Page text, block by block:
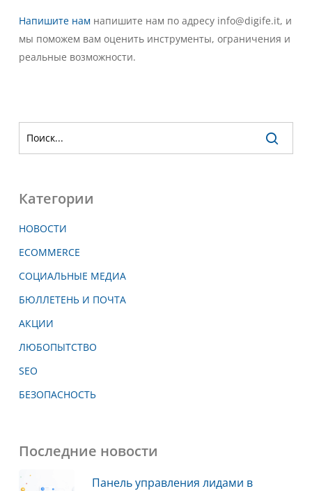
Напишите намнапишите нам по адресу info@digife.it, и
мы поможем вам оценить инструменты, ограничения и
реальные возможности.
Категории
НОВОСТИ
ECOMMERCE
СОЦИАЛЬНЫЕ МЕДИА
БЮЛЛЕТЕНЬ И ПОЧТА
АКЦИИ
ЛЮБОПЫТСТВО
SEO
БЕЗОПАСНОСТЬ
Последние новости
Панель управления лидами в